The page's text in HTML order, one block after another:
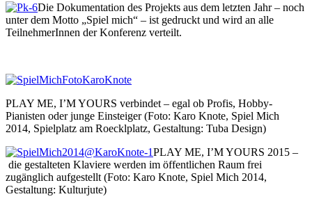
Die Dokumentation des Projekts aus dem letzten Jahr – noch
unter dem Motto „Spiel mich“ – ist gedruckt und wird an alle
TeilnehmerInnen der Konferenz verteilt.
PLAY ME, I’M YOURS verbindet – egal ob Profis, Hobby-
Pianisten oder junge Einsteiger (Foto: Karo Knote, Spiel Mich
2014, Spielplatz am Roecklplatz, Gestaltung: Tuba Design)
PLAY ME, I’M YOURS 2015 –
die gestalteten Klaviere werden im öffentlichen Raum frei
zugänglich aufgestellt (Foto: Karo Knote, Spiel Mich 2014,
Gestaltung: Kulturjute)